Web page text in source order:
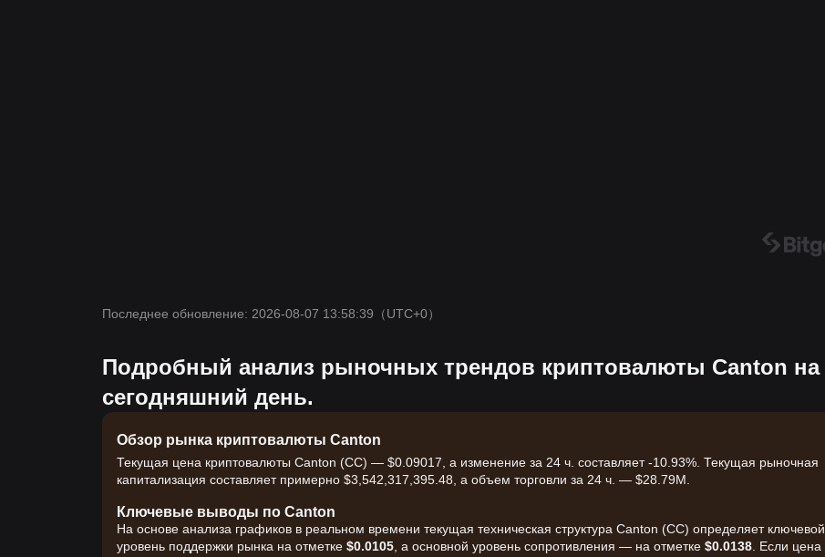
Последнее обновление: 2026-08-07 13:58:39 （UTC+0）
Подробный анализ рыночных трендов криптовалюты Canton на
сегодняшний день.
Обзор рынка криптовалюты Canton
Текущая цена криптовалюты Canton (CC) — $0.09017, а изменение за 24 ч. составляет -10.93%. Текущая рыночная
капитализация составляет примерно $3,542,317,395.48, а объем торговли за 24 ч. — $28.79M.
Ключевые выводы по Canton
На основе анализа графиков в реальном времени текущая техническая структура Canton (CC) определяет ключевой
уровень поддержки рынка на отметке $0.0105 , а основной уровень сопротивления — на отметке $0.0138 . Если цена